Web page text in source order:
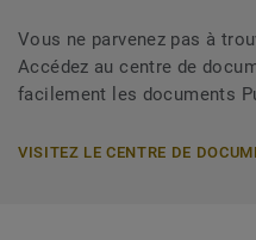
Vous ne parvenez pas à
Accédez au centre de
facilement les documents
VISITEZ LE CENTRE DE